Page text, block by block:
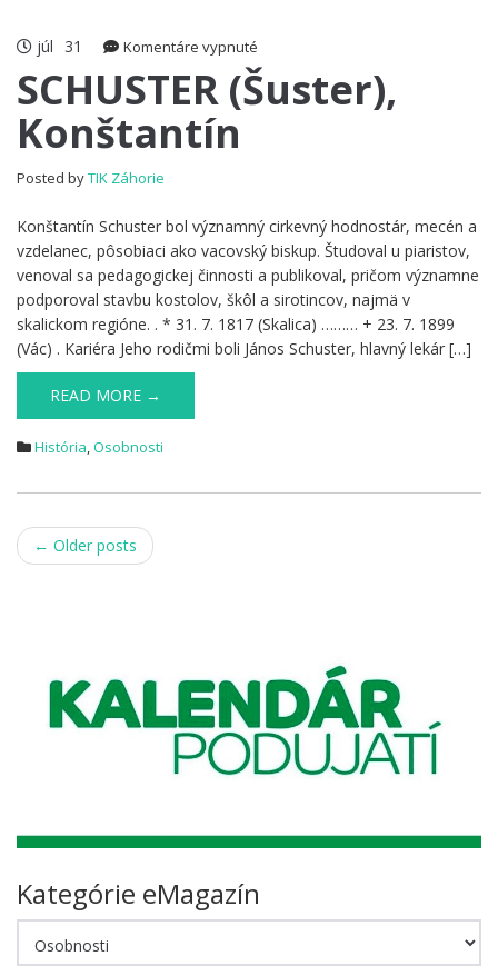
júl 31 Komentáre vypnuté
SCHUSTER
(Šuster),
SCHUSTER (Šuster),
Konštantín
Posted byTIK Záhorie
Konštantín Schuster bol významný cirkevný hodnostár, mecén a
vzdelanec, pôsobiaci ako vacovský biskup. Študoval u piaristov,
venoval sa pedagogickej činnosti a publikoval, pričom významne
podporoval stavbu kostolov, škôl a sirotincov, najmä v
skalickom regióne. . * 31. 7. 1817 (Skalica) ……… + 23. 7. 1899
(Vác) . Kariéra Jeho rodičmi boli János Schuster, hlavný lekár […]
READ MORE →
História,Osobnosti
Post
← Older posts
Kategórie eMagazín
eMagazín